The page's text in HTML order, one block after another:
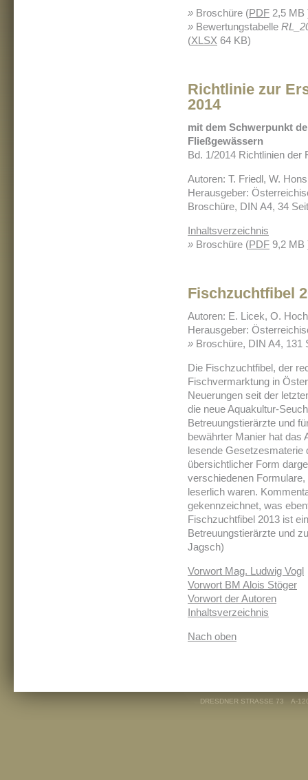
» Broschüre (PDF 2,5 MB
» Bewertungstabelle
(XLSX 64 KB)
Richtlinie zur
2014
mit dem Schwerpunkt
Fließgewässern
Bd. 1/2014 Richtlinien
Autoren: T. Friedl, W.
Herausgeber:
Broschüre, DIN A4, 34
Inhaltsverzeichnis
» Broschüre (PDF 9,2 MB
Fischzuchtfibel
Autoren: E. Licek, O.
Herausgeber:
» Broschüre, DIN A4, 131
Die Fischzuchtfibel, der
Fischvermarktung in
Neuerungen seit der
die neue Aquakultur-
Betreuungstierärzte und
bewährter Manier hat das
lesende Gesetzesmaterie
übersichtlicher Form
verschiedenen
leserlich waren.
gekennzeichnet, was
Fischzuchtfibel 2013 ist
Betreuungstierärzte und
Jagsch)
Vorwort Mag. Ludwig Vogl
Vorwort BM Alois Stöger
Vorwort der Autoren
Inhaltsverzeichnis
Nach oben
A-
DRESDNER STRASSE 73